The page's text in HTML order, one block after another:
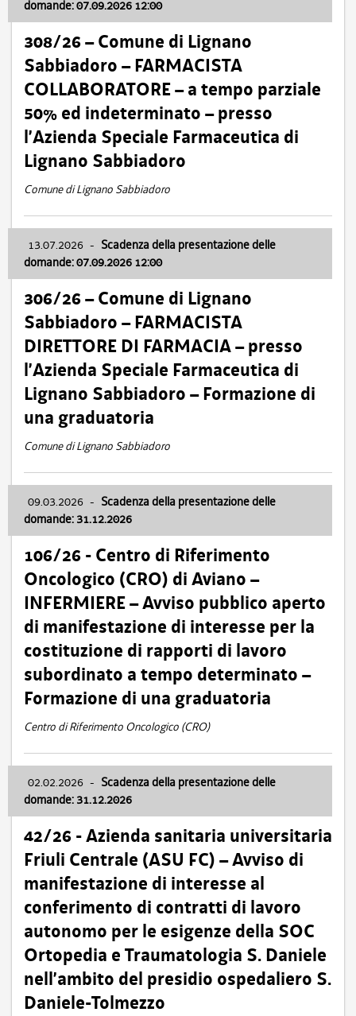
domande: 07.09.2026 12:00
308/26 – Comune di Lignano
Sabbiadoro – FARMACISTA
COLLABORATORE – a tempo parziale
50% ed indeterminato – presso
l’Azienda Speciale Farmaceutica di
Lignano Sabbiadoro
Comune di Lignano Sabbiadoro
13.07.2026 - Scadenza della presentazione delle
domande: 07.09.2026 12:00
306/26 – Comune di Lignano
Sabbiadoro – FARMACISTA
DIRETTORE DI FARMACIA – presso
l’Azienda Speciale Farmaceutica di
Lignano Sabbiadoro – Formazione di
una graduatoria
Comune di Lignano Sabbiadoro
09.03.2026 - Scadenza della presentazione delle
domande: 31.12.2026
106/26 - Centro di Riferimento
Oncologico (CRO) di Aviano –
INFERMIERE – Avviso pubblico aperto
di manifestazione di interesse per la
costituzione di rapporti di lavoro
subordinato a tempo determinato –
Formazione di una graduatoria
Centro di Riferimento Oncologico (CRO)
02.02.2026 - Scadenza della presentazione delle
domande: 31.12.2026
42/26 - Azienda sanitaria universitaria
Friuli Centrale (ASU FC) – Avviso di
manifestazione di interesse al
conferimento di contratti di lavoro
autonomo per le esigenze della SOC
Ortopedia e Traumatologia S. Daniele
nell’ambito del presidio ospedaliero S.
Daniele-Tolmezzo